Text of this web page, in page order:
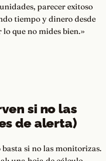
parecer exitoso
tiempo y dinero desde
que no mides bien.»
si no las
de alerta)
si no las monitorizas.